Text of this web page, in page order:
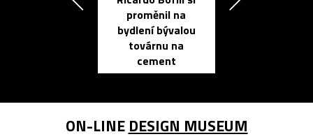
proměnil na
bydlení bývalou
továrnu na
cement
ON-LINE DESIGN MUSEUM